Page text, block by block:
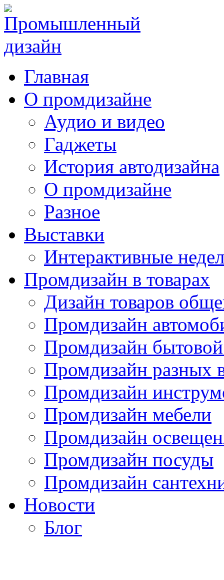
Главная
О промдизайне
Аудио и видео
Гаджеты
История автодизайна
О промдизайне
Разное
Выставки
Интерактивные
Промдизайн в товарах
Дизайн товаров
Промдизайн
Промдизайн
Промдизайн разных
Промдизайн
Промдизайн мебели
Промдизайн
Промдизайн посуды
Промдизайн
Новости
Блог